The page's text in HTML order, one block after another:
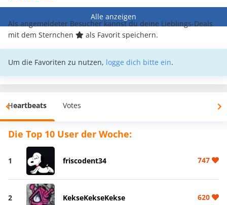
Alle anzeigen
Als angemeldeter Besucher kannst du deine Lieblings-Deals
mit dem Sternchen
als Favorit speichern.
Um die Favoriten zu nutzen, logge dich bitte ein.
Heartbeats Votes
Die Top 10 User der Woche:
1 friscodent34 747
2 KekseKekseKekse 620